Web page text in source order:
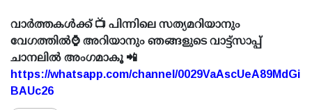
വാർത്തകൾക്ക് 📺 പിന്നിലെ സത്യമറിയാനും
വേഗത്തിൽ⌚ അറിയാനും ഞങ്ങളുടെ വാട്ട്സാപ്പ്
ചാനലിൽ അംഗമാകൂ 📲
https://whatsapp.com/channel/0029VaAscUeA89MdGi
BAUc26